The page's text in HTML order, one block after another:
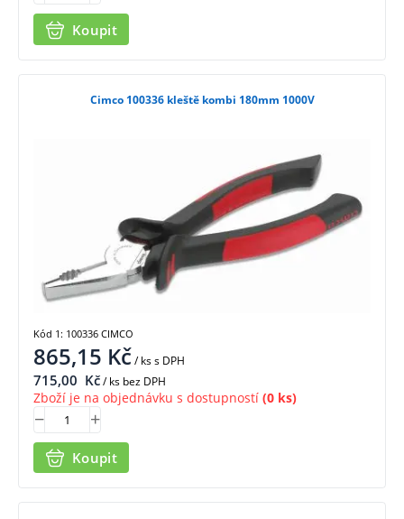
Koupit
Cimco 100336 kleště kombi 180mm 1000V
865,15 Kč/ kss DPH
715,00 Kč/ ks bez DPH
Zboží je na objednávku s dostupností (0 ks)
Koupit
Kód 1: 100336 CIMCO